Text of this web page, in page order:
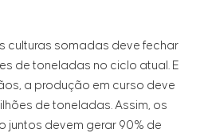
culturas somadas deve fechar
de toneladas no ciclo atual. E
a produção em curso deve
de toneladas. Assim, os
juntos devem gerar 90% de